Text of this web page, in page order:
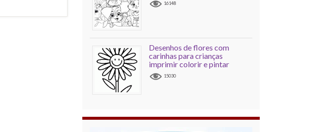
16148
Desenhos de flores com
carinhas para crianças
imprimir colorir e pintar
15030